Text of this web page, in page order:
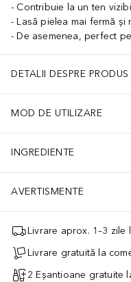
Contribuie la un ten
Lasă pielea mai fermă și
De asemenea, perfect
DETALII DESPRE PRODUS
MOD DE UTILIZARE
INGREDIENTE
AVERTISMENTE
Livrare aprox. 1–3 zile
Livrare gratuită la
2 Eșantioane gratuite